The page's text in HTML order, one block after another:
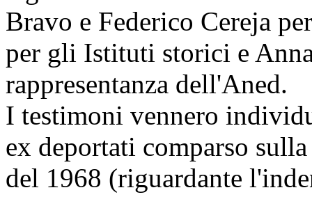
Bravo e Federico Cereja
per gli Istituti storici e
rappresentanza dell'Aned.
I testimoni vennero
ex deportati comparso
del 1968 (riguardante